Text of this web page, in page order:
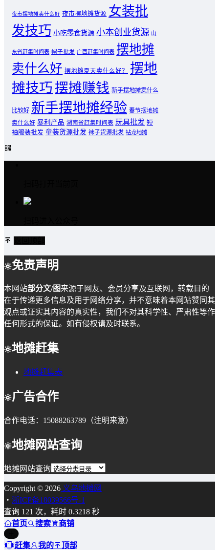
夜市摆地摊卖什么好 夜市摆地摊货源 女装批
发技巧 小吃零食货源 小本创业货源 山
东省赶集时间表 帽子批发 广西赶集时间表 摆地摊
卖什么好 摆地摊夏天卖什么好？
摆地
摊技巧摆摊赚钱 新手摆地摊卖什么
比较好 新手摆地摊经验 春节摆地摊
卖什么好 暴利产品 湖南省赶集时间表 玩具批发 短
袖服装批发 童装货源批发 袜子货源批发 钻龙地摊
免责声明
本网站部分文/图来源于网友、会员分享及互联网，转载目的
在于传递更多信息及用于网络分享，并不意味着本网站赞同其
观点或证实其内容的真实性，我们不对其科学性、严肃性等作
任何形式的保证。如有侵权请及时联系。
地摊赶集
地摊赶集表
广告合作
合作电话：15088263789（注明来意）
地摊网站查询
地摊网站查询
Copyright © 2026 义乌地摊网
・ 浙ICP备18039566号-1
查询 121 次，耗时 0.3218 秒
首页
搜索 商铺
赶集 我的 顶部